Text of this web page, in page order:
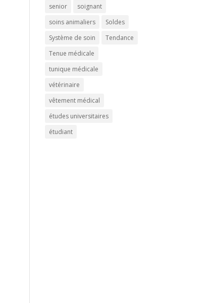
senior
soignant
soins animaliers
Soldes
Système de soin
Tendance
Tenue médicale
tunique médicale
vétérinaire
vêtement médical
études universitaires
étudiant